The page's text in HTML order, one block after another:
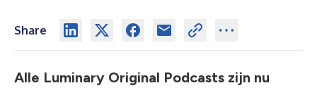
Share
Alle Luminary Original Podcasts zijn nu